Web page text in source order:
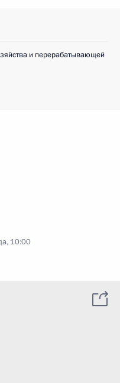
и перерабатывающей
10:00